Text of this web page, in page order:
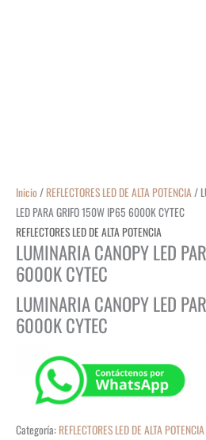
Inicio/ REFLECTORES LED DE ALTA POTENCIA/
LED PARA GRIFO 150W IP65 6000K CYTEC
REFLECTORES LED DE ALTA POTENCIA
LUMINARIA CANOPY LED
6000K CYTEC
LUMINARIA CANOPY LED
6000K CYTEC
Categoría: REFLECTORES LED DE ALTA POTENCIA